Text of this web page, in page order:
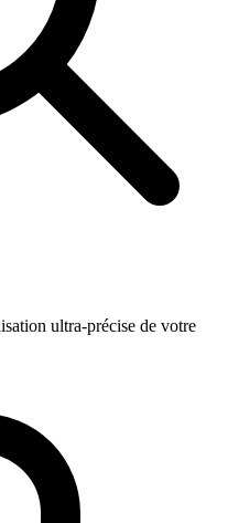
ultra-précise de votre